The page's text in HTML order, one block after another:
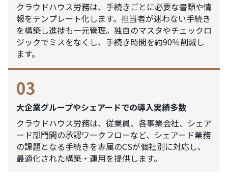
クラウドハウス労務は、手続きごとに必要な書類や情
報をテンプレート化します。担当者が迷わない手続き
を構築し進捗も一元管理。独自のマスタやチェックロ
ジックでミスをなくし、手続き時間を約90％削減し
ます。
03
大企業グループやシェアードでの導入実績多数
クラウドハウス労務は、従業員、各事業会社、シェア
ード部門間の承認ワークフローなど、シェアード業務
の課題となる手続きを専属のCSが個社別に対応し、
最適化された構築・運用を提供します。